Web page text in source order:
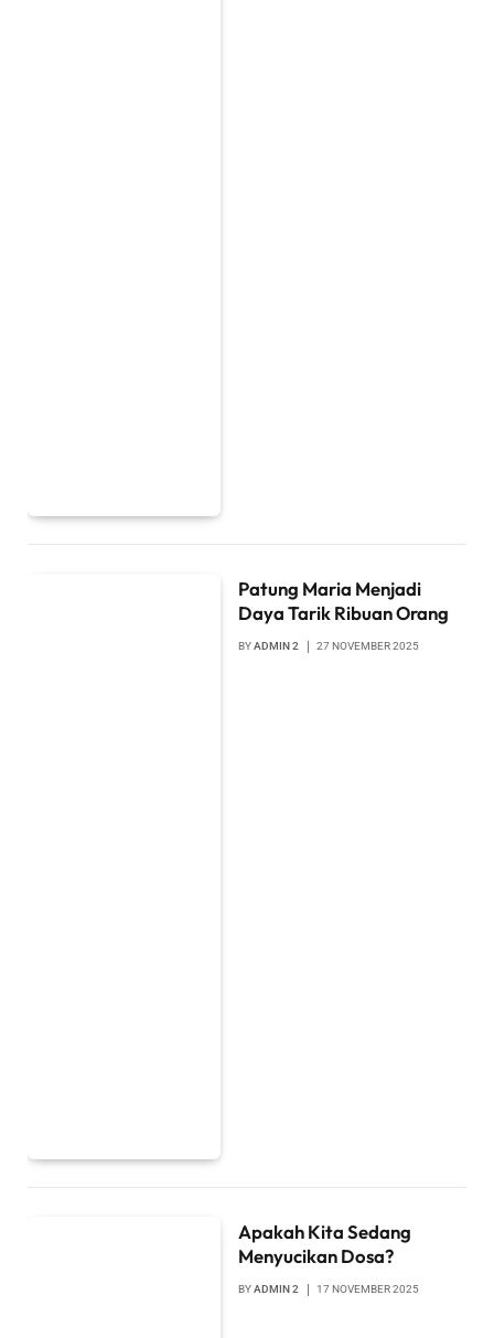
Patung Maria Menjadi
Daya Tarik Ribuan Orang
BYADMIN 2 27 NOVEMBER 2025
Apakah Kita Sedang
Menyucikan Dosa?
BYADMIN 2 17 NOVEMBER 2025